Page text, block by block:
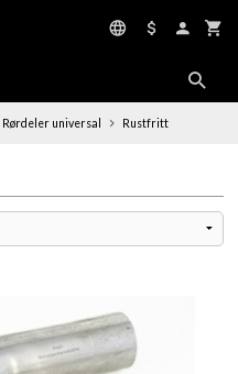
Rørdeler universal Rustfritt